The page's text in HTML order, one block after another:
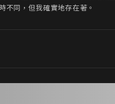
不同，但我確實地存在著。